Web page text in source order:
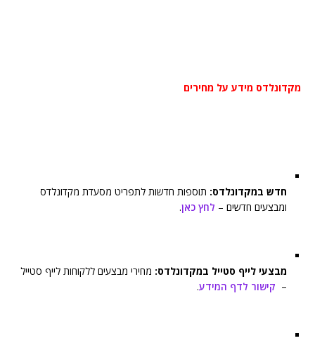
מקדונלדס מידע על מחירים
חדש במקדונלדס: תוספות חדשות לתפריט מסעדת מקדונלדס
ומבצעים חדשים – לחץ כאן.
מבצעי לייף סטייל במקדונלדס: מחירי מבצעים ללקוחות לייף סטייל
– קישור לדף המידע.